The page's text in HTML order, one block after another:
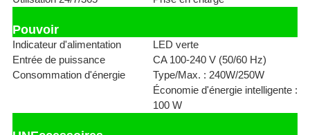
Pouvoir
Indicateur d'alimentation
LED verte
Entrée de puissance
CA 100-240 V (50/60 Hz)
Consommation d'énergie
Type/Max. : 240W/250W
Économie d'énergie intelligente :
100 W